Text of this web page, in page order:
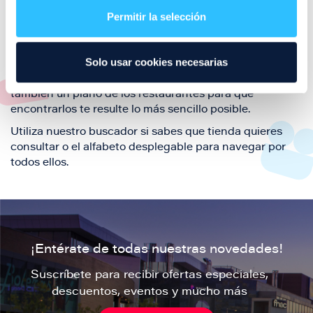
Permitir la selección
Solo usar cookies necesarias
también de nuestra oferta de ocio y shopping durante
podrás encontrar toda la información necesaria de
cada una de nuestras marcas. Sus datos de contacto y
también un plano de los restaurantes para que
encontrarlos te resulte lo más sencillo posible.
Utiliza nuestro buscador si sabes que tienda quieres
consultar o el alfabeto desplegable para navegar por
todos ellos.
¡Entérate de todas nuestras novedades!
Suscríbete para recibir ofertas especiales,
descuentos, eventos y mucho más